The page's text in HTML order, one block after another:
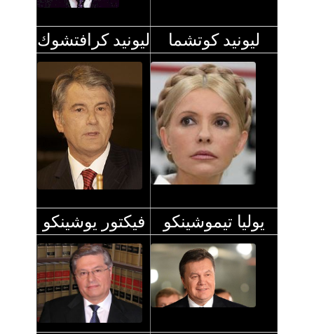
ليونيد كرافتشوك ليونيد كوتشما
فيكتور يوشينكو يوليا تيموشينكو